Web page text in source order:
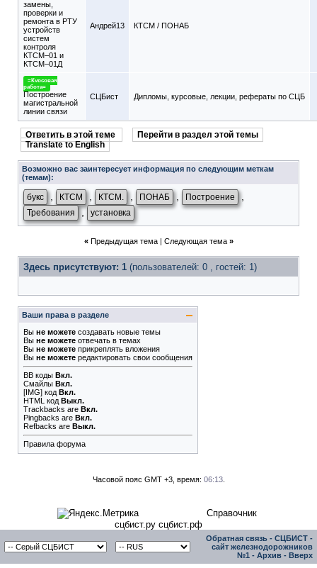
замены,
проверки и
ремонта в РТУ
устройств
систем
контроля
КТСМ–01 и
КТСМ–01Д
Андрей13 КТСМ / ПОНАБ
=Курсовая
работа=
Построение
магистральной
линии связи
СЦБист Дипломы, курсовые, лекции, рефераты по СЦБ
Ответить в этой теме
Перейти в раздел этой темы
Translate to English
Возможно вас заинтересует информация по следующим меткам
(темам):
букс КТСМ КТСМ. ПОНАБ Построение
Требования , установка
« Предыдущая тема| Следующая тема »
Здесь присутствуют: 1 (пользователей: 0 , гостей: 1)
Ваши права в разделе
Вы не можете создавать новые темы
Вы не можете отвечать в темах
Вы не можете прикреплять вложения
Вы не можете редактировать свои сообщения
BB коды Вкл.
Смайлы Вкл.
[IMG] код Вкл.
HTML код Выкл.
Trackbacks are Вкл.
Pingbacks are Вкл.
Refbacks are Выкл.
Правила форума
Часовой пояс GMT +3, время: 06:13.
Справочник
сцбист.ру сцбист.рф
Обратная связь - СЦБИСТ -
сайт железнодорожников
№1 - Архив - Вверх